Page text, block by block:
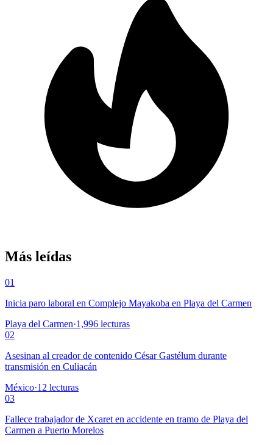
Más leídas
01
Inicia paro laboral en Complejo Mayakoba en Playa del Carmen
Playa del Carmen·1,996 lecturas
02
Asesinan al creador de contenido César Gastélum durante
transmisión en Culiacán
México·12 lecturas
03
Fallece trabajador de Xcaret en accidente en tramo de Playa del
Carmen a Puerto Morelos